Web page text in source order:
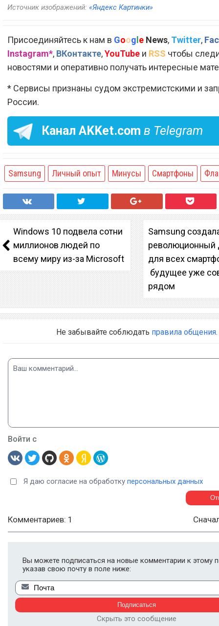
Источник изображений: «Яндекс Картинки»
Присоединяйтесь к нам в Goog e News, Twitter,
Instagram*, ВКонтакте,YouTube и RSS чтобы
новостями и оперативно получать интересные
* Сервисы признаны судом экстремистскими и
России.
Канал AKKet.com в Telegram
Samsung Личный опыт Минусы Смартфоны
Windows 10 подвела сотни
миллионов людей по
всему миру из-за Microsoft
Samsung
революционный
для всех
будущее уже
рядом
Не забывайте соблюдать правила общения.
Войти с
Я даю согласие на обработку персональных данных
Комментариев: 1
Вы можете подписаться на новые комментарии к этому
указав свою почту в поле ниже:
Скрыть это сообщение